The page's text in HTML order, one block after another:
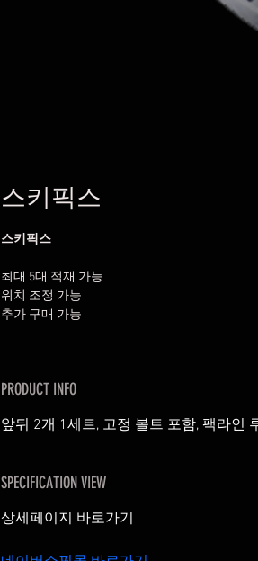
스키픽스
스키픽스
최대 5대 적재 가능
위치 조정 가능
추가 구매 가능
PRODUCT INFO
앞뒤 2개 1세트, 고정 볼트 포함, 팩라인
SPECIFICATION VIEW
상세페이지 바로가기